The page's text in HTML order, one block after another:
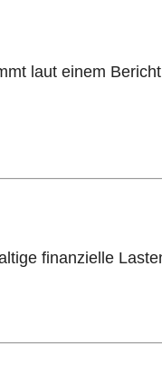
laut einem
finanzielle